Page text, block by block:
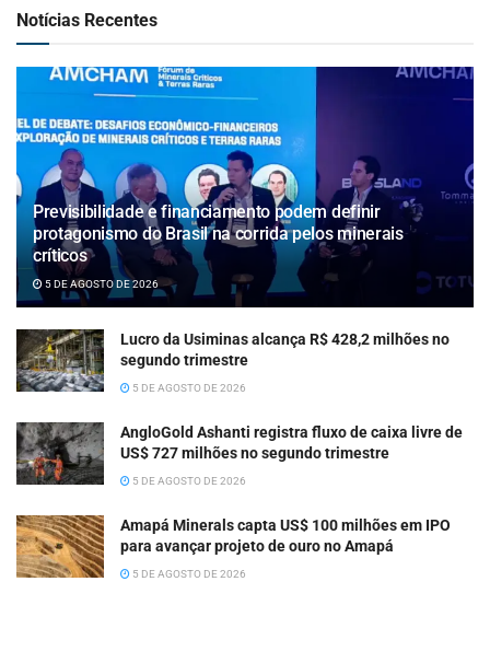
Notícias Recentes
Previsibilidade e financiamento podem definir
protagonismo do Brasil na corrida pelos minerais
críticos
5 DE AGOSTO DE 2026
Lucro da Usiminas alcança R$ 428,2 milhões no
segundo trimestre
5 DE AGOSTO DE 2026
AngloGold Ashanti registra fluxo de caixa livre de
US$ 727 milhões no segundo trimestre
5 DE AGOSTO DE 2026
Amapá Minerals capta US$ 100 milhões em IPO
para avançar projeto de ouro no Amapá
5 DE AGOSTO DE 2026